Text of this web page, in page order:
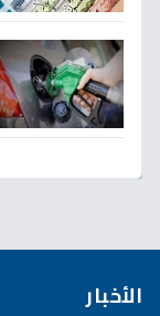
الأخبار